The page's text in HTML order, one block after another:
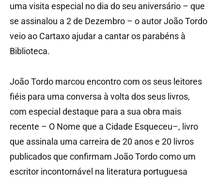
uma visita especial no dia do seu aniversário – que
se assinalou a 2 de Dezembro – o autor João Tordo
veio ao Cartaxo ajudar a cantar os parabéns à
Biblioteca.
João Tordo marcou encontro com os seus leitores
fiéis para uma conversa à volta dos seus livros,
com especial destaque para a sua obra mais
recente – O Nome que a Cidade Esqueceu–, livro
que assinala uma carreira de 20 anos e 20 livros
publicados que confirmam João Tordo como um
escritor incontornável na literatura portuguesa